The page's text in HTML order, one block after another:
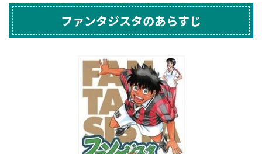
ファンタジスタのあらすじ